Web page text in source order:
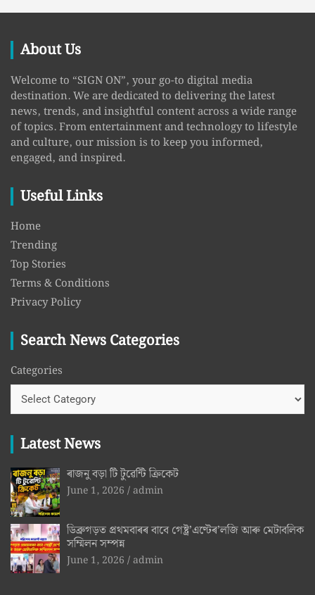
About Us
Welcome to “SIGN ON”, your go-to digital media
destination. We are dedicated to delivering the latest
news, trends, and insightful content across a wide range
of topics. From entertainment and technology to lifestyle
and culture, our mission is to keep you informed,
engaged, and inspired.
Useful Links
Home
Trending
Top Stories
Terms & Conditions
Privacy Policy
Search News Categories
Categories
Latest News
ৰাজনু বড়া টি টুৱেন্টি ক্ৰিকেট
June 1, 2026 admin
ডিব্ৰুগড়ত প্ৰথমবাৰৰ বাবে গেষ্ট্ৰ’এণ্টেৰ’লজি আৰু মেটাবলিক
সম্মিলন সম্পন্ন
June 1, 2026 admin